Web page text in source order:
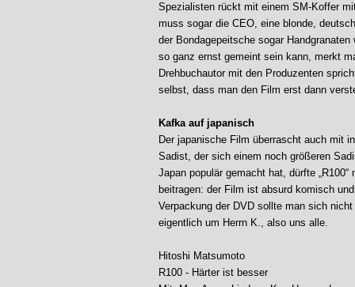
Spezialisten rückt mit einem SM-Koffer
muss sogar die CEO, eine blonde,
der Bondagepeitsche sogar
so ganz ernst gemeint sein kann, merkt
Drehbuchautor mit den Produzenten
selbst, dass man den Film erst dann
Kafka auf japanisch
Der japanische Film überrascht auch mit
Sadist, der sich einem noch größeren
Japan populär gemacht hat, dürfte
beitragen: der Film ist absurd komisch
Verpackung der DVD sollte man sich
eigentlich um Herrn K., also uns alle.
Hitoshi Matsumoto
R100 - Härter ist besser